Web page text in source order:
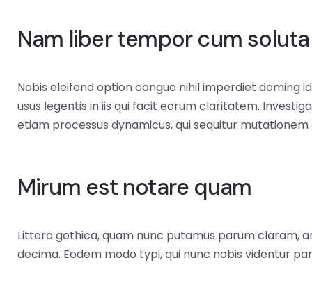
Nam liber tempor cum soluta
Nobis eleifend option congue nihil imperdiet doming
usus legentis in iis qui facit eorum claritatem.
etiam processus dynamicus, qui sequitur
Mirum est notare quam
Littera gothica, quam nunc putamus parum claram,
decima. Eodem modo typi, qui nunc nobis videntur